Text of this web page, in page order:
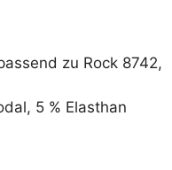
zu Rock 8742,
5 % Elasthan